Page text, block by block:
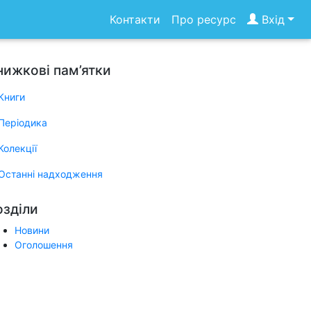
Контакти Про ресурс Вхід
пам’ятки
надходження
Новини
Оголошення